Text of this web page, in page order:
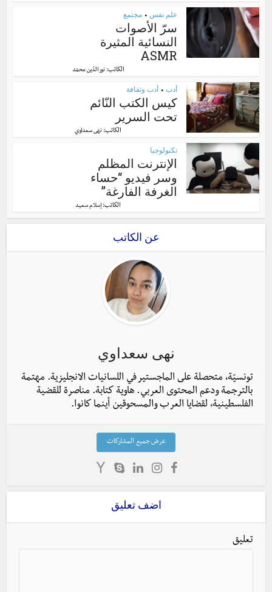
علم نفس • مجتمع
سرّ الأصوات
النسائية المثيرة
ASMR
الكاتب:نور الدّين محمّد
أدب • أدب وثقافة
كيس الكتب النّائم
تحت السرير
الكاتب: نهى سعداوي
تكنولوجيا
الإنترنت المظلم
وسر فيديو “حساء
الغرفة الفارغة”
الكاتب: إسلام سعيد
عن الكاتب
نهى سعداوي
تونسيّة، متحصلة على الماجستير في اللسانيات الانجليزية. مهتمة
بالترجمة ودعم المحتوى العربي. هاوية كتابة. مناصرة للقضية
الفلسطينية، لقضايا العرب والمسحوقين أينما كانوا.
عرض جميع المشاركات
اضف تعليق
تعليق